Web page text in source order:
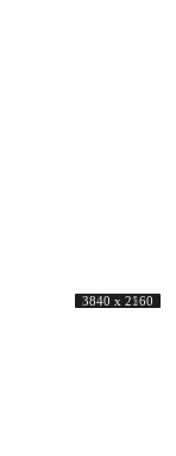
3840 x 2160
3840 x 2160
3937 x 2857
4000 x 3043
3840 x 2160
3840 x 2160
4000 x 2250
3840 x 2160
3840 x 2560
3840 x 2160